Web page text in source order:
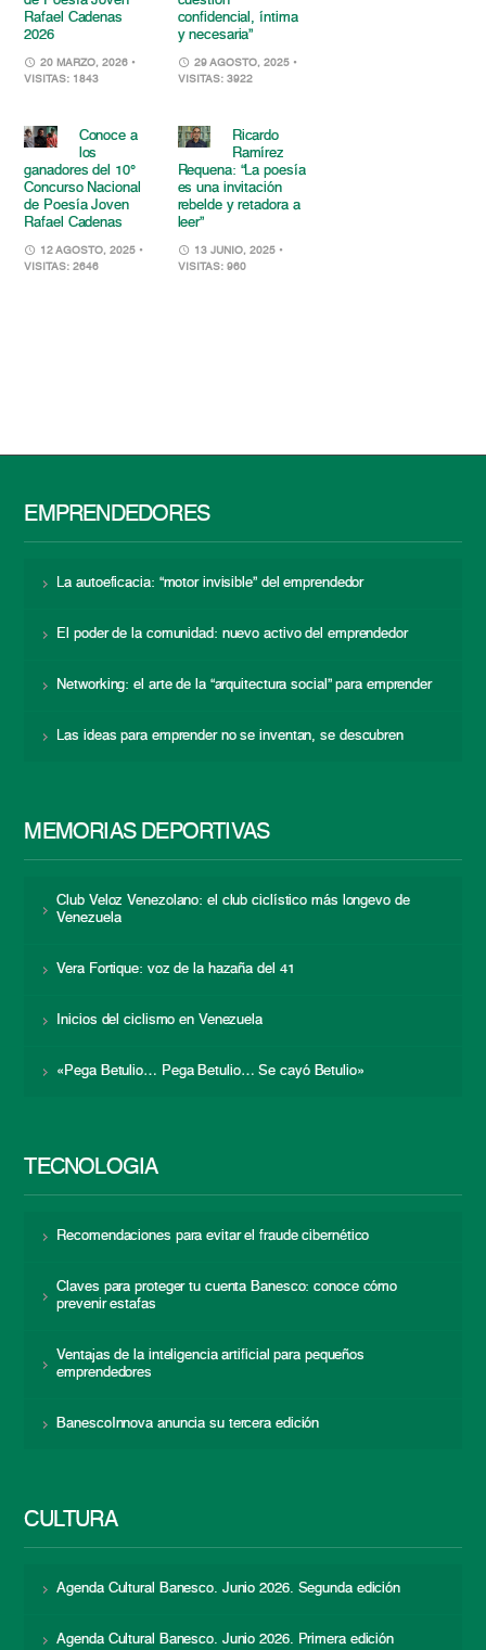
Rafael Cadenas
2026
20 MARZO, 2026 •
VISITAS: 1843
confidencial, íntima
y necesaria”
29 AGOSTO, 2025 •
VISITAS: 3922
Conoce a
los
ganadores del 10°
Concurso Nacional
de Poesía Joven
Rafael Cadenas
12 AGOSTO, 2025 •
VISITAS: 2646
Ricardo
Ramírez
Requena: “La poesía
es una invitación
rebelde y retadora a
leer”
13 JUNIO, 2025 •
VISITAS: 960
EMPRENDEDORES
La autoeficacia: “motor invisible” del emprendedor
El poder de la comunidad: nuevo activo del emprendedor
Networking: el arte de la “arquitectura social” para emprender
Las ideas para emprender no se inventan, se descubren
MEMORIAS DEPORTIVAS
Club Veloz Venezolano: el club ciclístico más longevo de
Venezuela
Vera Fortique: voz de la hazaña del 41
Inicios del ciclismo en Venezuela
«Pega Betulio… Pega Betulio… Se cayó Betulio»
TECNOLOGÍA
Recomendaciones para evitar el fraude cibernético
Claves para proteger tu cuenta Banesco: conoce cómo
prevenir estafas
Ventajas de la inteligencia artificial para pequeños
emprendedores
BanescoInnova anuncia su tercera edición
CULTURA
Agenda Cultural Banesco. Junio 2026. Segunda edición
Agenda Cultural Banesco. Junio 2026. Primera edición